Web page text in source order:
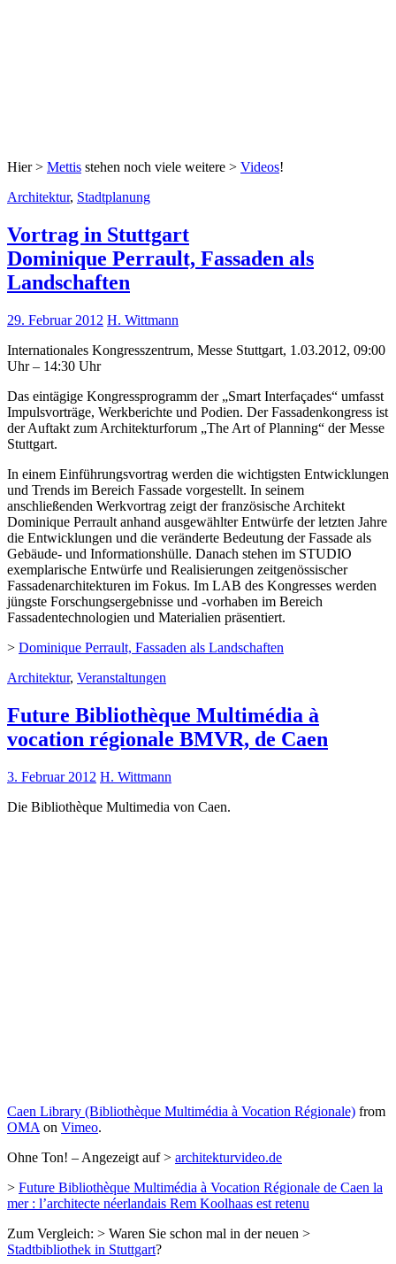
Hier > Mettis stehen noch viele weitere > Videos!
Architektur, Stadtplanung
Vortrag in Stuttgart
Dominique Perrault, Fassaden als
Landschaften
29. Februar 2012 H. Wittmann
Internationales Kongresszentrum, Messe Stuttgart, 1.03.2012, 09:00
Uhr – 14:30 Uhr
Das eintägige Kongressprogramm der „Smart Interfaçades“ umfasst
Impulsvorträge, Werkberichte und Podien. Der Fassadenkongress ist
der Auftakt zum Architekturforum „The Art of Planning“ der Messe
Stuttgart.
In einem Einführungsvortrag werden die wichtigsten Entwicklungen
und Trends im Bereich Fassade vorgestellt. In seinem
anschließenden Werkvortrag zeigt der französische Architekt
Dominique Perrault anhand ausgewählter Entwürfe der letzten Jahre
die Entwicklungen und die veränderte Bedeutung der Fassade als
Gebäude- und Informationshülle. Danach stehen im STUDIO
exemplarische Entwürfe und Realisierungen zeitgenössischer
Fassadenarchitekturen im Fokus. Im LAB des Kongresses werden
jüngste Forschungsergebnisse und -vorhaben im Bereich
Fassadentechnologien und Materialien präsentiert.
> Dominique Perrault, Fassaden als Landschaften
Architektur, Veranstaltungen
Future Bibliothèque Multimédia à
vocation régionale BMVR, de Caen
3. Februar 2012 H. Wittmann
Die Bibliothèque Multimedia von Caen.
Caen Library (Bibliothèque Multimédia à Vocation Régionale) from
OMA on Vimeo.
Ohne Ton! – Angezeigt auf > architekturvideo.de
> Future Bibliothèque Multimédia à Vocation Régionale de Caen la
mer : l’architecte néerlandais Rem Koolhaas est retenu
Zum Vergleich: > Waren Sie schon mal in der neuen >
Stadtbibliothek in Stuttgart?